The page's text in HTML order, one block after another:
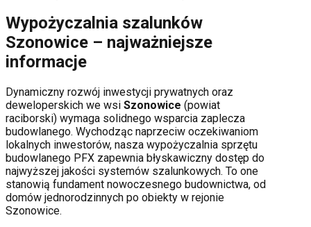
Wypożyczalnia szalunków
Szonowice – najważniejsze
informacje
Dynamiczny rozwój inwestycji prywatnych oraz
deweloperskich we wsi Szonowice (powiat
raciborski) wymaga solidnego wsparcia zaplecza
budowlanego. Wychodząc naprzeciw oczekiwaniom
lokalnych inwestorów, nasza wypożyczalnia sprzętu
budowlanego PFX zapewnia błyskawiczny dostęp do
najwyższej jakości systemów szalunkowych. To one
stanowią fundament nowoczesnego budownictwa, od
domów jednorodzinnych po obiekty w rejonie
Szonowice.